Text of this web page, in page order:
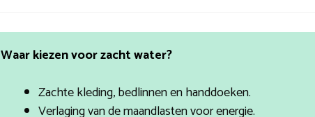
Waar kiezen voor zacht water?
Zachte kleding, bedlinnen en handdoeken.
Verlaging van de maandlasten voor energie.